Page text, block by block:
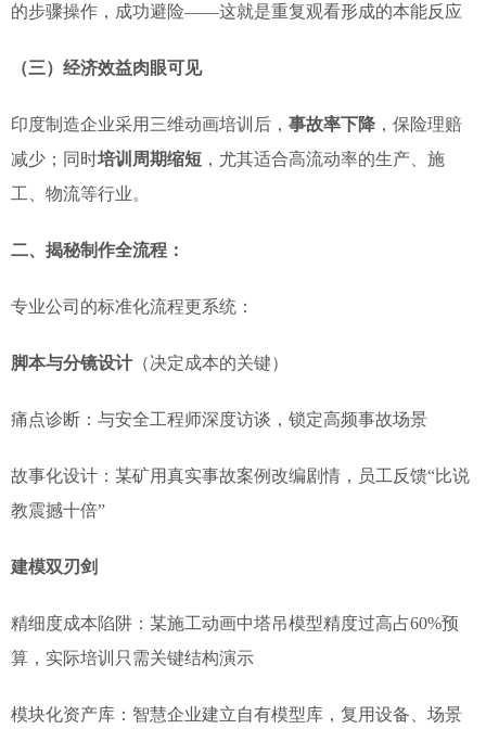
的步骤操作，成功避险——这就是重复观看形成的本能反应
（三）经济效益肉眼可见
印度制造企业采用三维动画培训后， 事故率下降 ，保险理赔
减少；同时培训周期缩短 ，尤其适合高流动率的生产、施
工、物流等行业。
二、揭秘制作全流程：
专业公司的标准化流程更系统：
脚本与分镜设计（决定成本的关键）
痛点诊断：与安全工程师深度访谈，锁定高频事故场景
故事化设计：某矿用真实事故案例改编剧情，员工反馈“比说
教震撼十倍”
建模双刃剑
精细度成本陷阱：某施工动画中塔吊模型精度过高占60%预
算，实际培训只需关键结构演示
模块化资产库：智慧企业建立自有模型库，复用设备、场景